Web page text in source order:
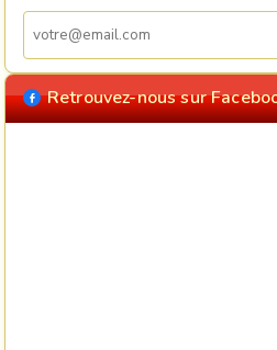
Retrouvez-nous sur